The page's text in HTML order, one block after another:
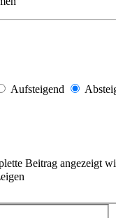
Aufsteigend
Beitrag angezeigt